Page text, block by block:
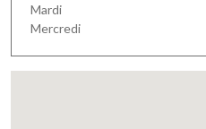
Mardi
Mercredi